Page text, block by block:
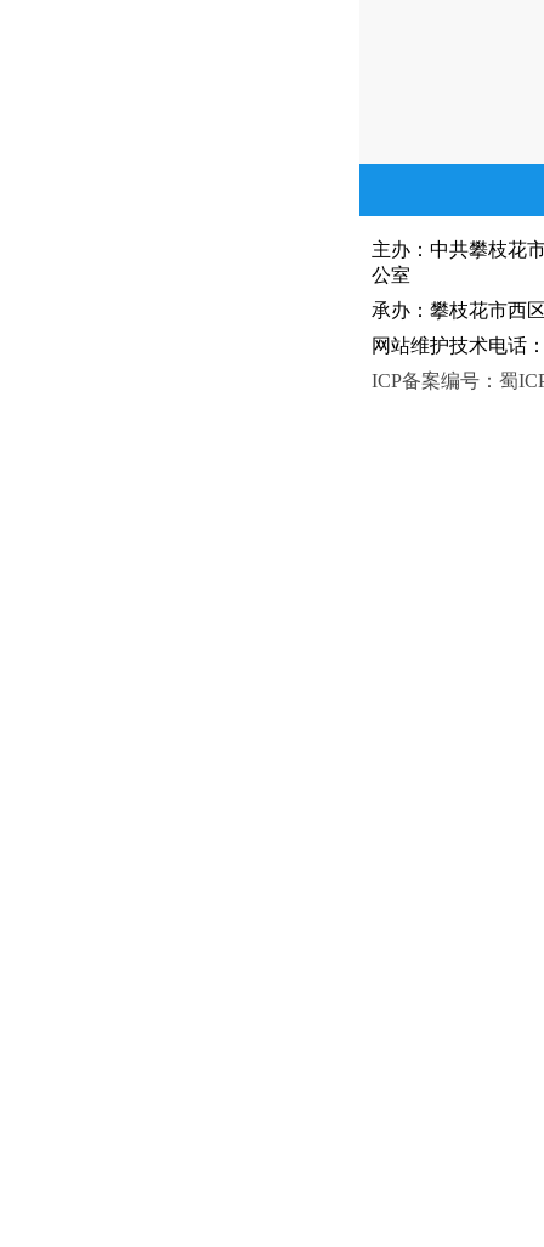
主办：中共攀枝
公室
承办：攀枝花市西
网站维护技术电话
ICP备案编号：蜀